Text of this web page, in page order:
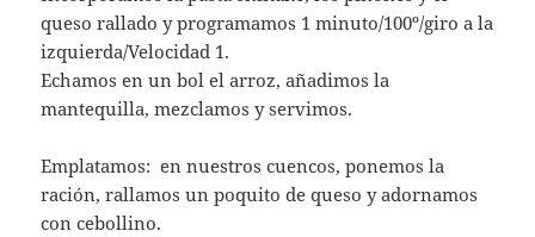
queso rallado y programamos 1 minuto/100º/giro a la
izquierda/Velocidad 1.
Echamos en un bol el arroz, añadimos la
mantequilla, mezclamos y servimos.
Emplatamos: en nuestros cuencos, ponemos la
ración, rallamos un poquito de queso y adornamos
con cebollino.